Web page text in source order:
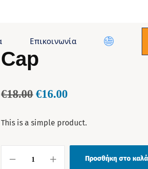
Επικοινωνία
Cap
€18.00 €16.00
This is a simple product.
Προσθήκη στο